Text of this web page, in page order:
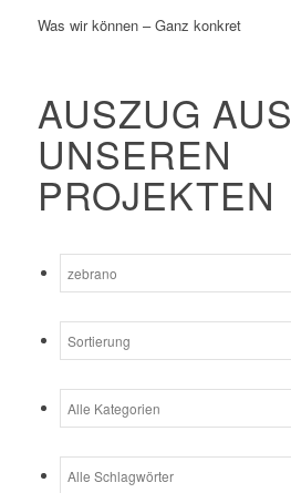
Was wir können – Ganz konkret
AUSZUG AUS
UNSEREN
PROJEKTEN